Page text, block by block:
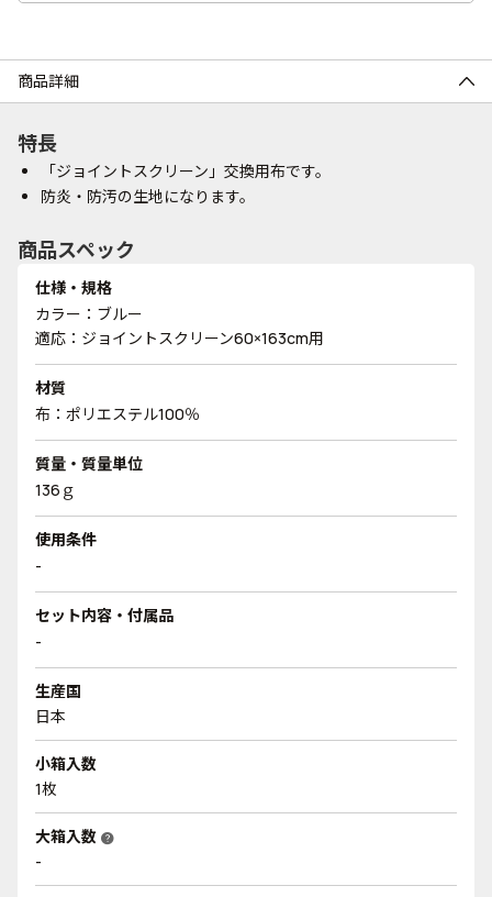
商品詳細
特長
「ジョイントスクリーン」交換用布です。
防炎・防汚の生地になります。
商品スペック
仕様・規格
カラー：ブルー
適応：ジョイントスクリーン60×163cm用
材質
布：ポリエステル100％
質量・質量単位
136ｇ
使用条件
-
セット内容・付属品
-
生産国
日本
小箱入数
1枚
大箱入数 help
-